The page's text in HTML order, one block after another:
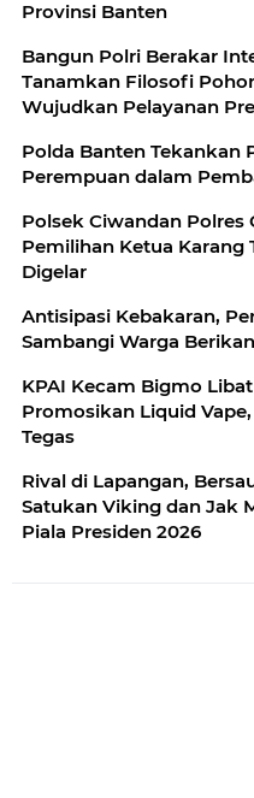
Provinsi Banten
Bangun Polri Berakar
Tanamkan Filosofi
Wujudkan Pelayanan
Polda Banten Tekankan
Perempuan dalam
Polsek Ciwandan
Pemilihan Ketua Karang
Digelar
Antisipasi Kebakaran,
Sambangi Warga
KPAI Kecam Bigmo
Promosikan Liquid
Tegas
Rival di Lapangan,
Satukan Viking dan Jak
Piala Presiden 2026